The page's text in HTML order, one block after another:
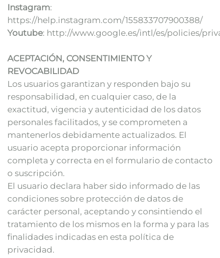
Instagram:
https://help.instagram.com/155833707900388/
Youtube: http://www.google.es/intl/es/policies/
ACEPTACIÓN, CONSENTIMIENTO Y
REVOCABILIDAD
Los usuarios garantizan y responden bajo su
responsabilidad, en cualquier caso, de la
exactitud, vigencia y autenticidad de los datos
personales facilitados, y se comprometen a
mantenerlos debidamente actualizados. El
usuario acepta proporcionar información
completa y correcta en el formulario de contacto
o suscripción.
El usuario declara haber sido informado de las
condiciones sobre protección de datos de
carácter personal, aceptando y consintiendo el
tratamiento de los mismos en la forma y para las
finalidades indicadas en esta política de
privacidad.